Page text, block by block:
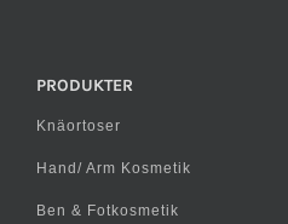
PRODUKTER
Knäortoser
Hand/ Arm Kosmetik
Ben & Fotkosmetik